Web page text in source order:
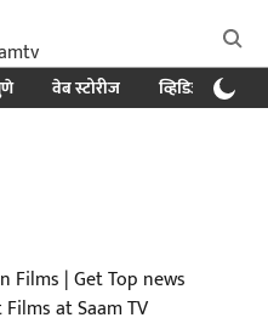
वेब स्टोरीज व्हिडिओ
Films | Get Top news
at Saam TV